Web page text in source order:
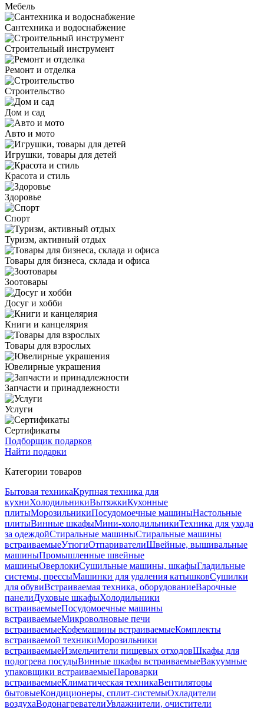
Мебель
Сантехника и водоснабжение
Строительный инструмент
Ремонт и отделка
Строительство
Дом и сад
Авто и мото
Игрушки, товары для детей
Красота и стиль
Здоровье
Спорт
Туризм, активный отдых
Товары для бизнеса, склада и офиса
Зоотовары
Досуг и хобби
Книги и канцелярия
Товары для взрослых
Ювелирные украшения
Запчасти и принадлежности
Услуги
Сертификаты
Подборщик подарков
Найти подарки
Категории товаров
Бытовая техникаКрупная техника для
кухниХолодильникиВытяжкиКухонные
плитыМорозильникиПосудомоечные машиныНастольные
плитыВинные шкафыМини-холодильникиТехника для ухода
за одеждойСтиральные машиныСтиральные машины
встраиваемыеУтюгиОтпаривателиШвейные, вышивальные
машиныПромышленные швейные
машиныОверлокиСушильные машины, шкафыГладильные
системы, прессыМашинки для удаления катышковСушилки
для обувиВстраиваемая техника, оборудованиеВарочные
панелиДуховые шкафыХолодильники
встраиваемыеПосудомоечные машины
встраиваемыеМикроволновые печи
встраиваемыеКофемашины встраиваемыеКомплекты
встраиваемой техникиМорозильники
встраиваемыеИзмельчители пищевых отходовШкафы для
подогрева посудыВинные шкафы встраиваемыеВакуумные
упаковщики встраиваемыеПароварки
встраиваемыеКлиматическая техникаВентиляторы
бытовыеКондиционеры, сплит-системыОхладители
воздухаВодонагревателиУвлажнители, очистители